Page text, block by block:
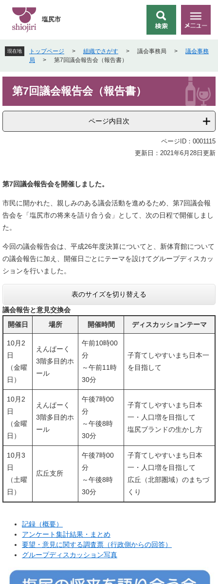
先
頭
す
を
飛
し
文
索
メ
ニ
ー
塩尻市
現在地 トップページ > 組織でさがす > 議会事務局 >
議会事務
局
> 第7回議会報告会（報告書）
第7回議会報告会（報告書）
ページ内目次
ページID：0001115
更新日：2021年6月28日更新
第7回議会報告会を開催しました。
市民に開かれた、親しみのある議会活動を進めるため、第7回議会報
告会を「塩尻市の将来を語り合う会」として、次の日程で開催しまし
た。
今回の議会報告会は、平成26年度決算についてと、新体育館について
の議会報告に加え、開催日ごとにテーマを設けてグループディスカッ
ションを行いました。
表のサイズを切り替える
議会報告と意見交換会
開催日
場所 開催時間 ディスカッションテーマ
10月2
日
（金曜
日）
えんぱーく
3階多目的ホ
ール
午前10時00
分
～午前11時
30分
子育てしやすいまち日本一
を目指して
10月2
日
（金曜
日）
えんぱーく
3階多目的ホ
ール
午後7時00
分
～午後8時
30分
子育てしやすいまち日本
一・人口増を目指して
塩尻ブランドの生かし方
10月3
日
（土曜
日）
広丘支所
午後7時00
分
～午後8時
30分
子育てしやすいまち日本
一・人口増を目指して
広丘（北部圏域）のまちづ
くり
記録（概要）
アンケート集計結果・まとめ
要望・意見に関する調査票（行政側からの回答）
グループディスカッション写真